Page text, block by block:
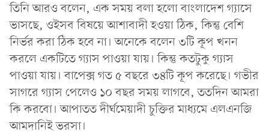
তিনি আরও বলেন, এক সময় বলা হলো বাংলাদেশ গ্যাসে
ভাসছে, ওইসব বিষয়ে আশাবাদী হওয়া ঠিক, কিন্তু বেশি
নির্ভর করা ঠিক হবে না। অনেকে বলেন ৩টি কূপ খনন
করলে একটিতে গ্যাস পাওয়া যায়। কিন্তু কতটুকু গ্যাস
পাওয়া যায়। বাপেক্স গত ৫ বছরে ৩৪টি কূপ করেছে। গভীর
সাগরে গ্যাস পেলেও ১০ বছর সময় লাগবে, ততদিন আমরা
কি করবো। আপাতত দীর্ঘমেয়াদী চুক্তির মাধ্যমে এলএনজি
আমদানিই ভরসা।